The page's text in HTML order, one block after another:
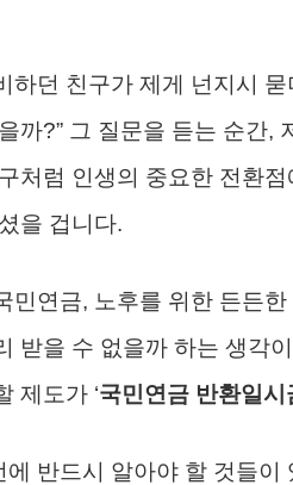
하던 친구가 제게 넌지시
까?” 그 질문을 듣는 순간,
처럼 인생의 중요한 전환
을 겁니다.
민연금, 노후를 위한 든든
받을 수 없을까 하는 생각
제도가 ‘국민연금 반환일시
반드시 알아야 할 것들이